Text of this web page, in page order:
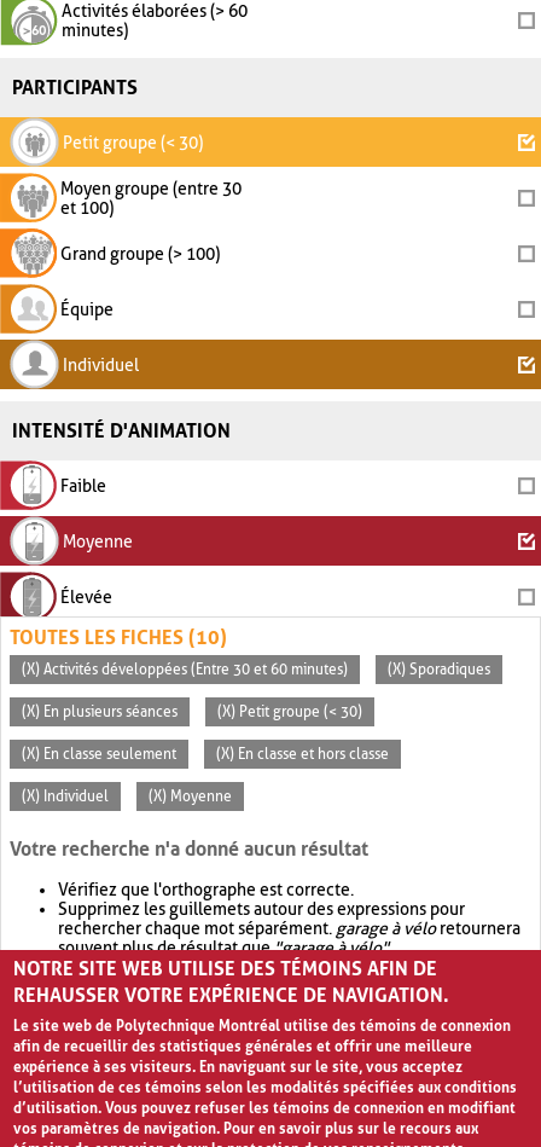
Activités élaborées (> 60
minutes)
PARTICIPANTS
Petit groupe (< 30)
Moyen groupe (entre 30
et 100)
Grand groupe (> 100)
Équipe
Individuel
INTENSITÉ D'ANIMATION
Faible
Moyenne
Élevée
TOUTES LES FICHES (10)
(X) Activités développées (Entre 30 et 60 minutes) (X) Sporadiques
(X) En plusieurs séances (X) Petit groupe (< 30)
(X) En classe seulement (X) En classe et hors classe
(X) Individuel (X) Moyenne
Votre recherche n'a donné aucun résultat
Vérifiez que l'orthographe est correcte.
Supprimez les guillemets autour des expressions pour
rechercher chaque mot séparément. garage à véloretournera
souvent plus de résultat que"garage à vélo".
Envisagez d'élargir votre recherche avec OR.garage OR vélo
retournera souvent plus de résultat quegarage à vélo
NOTRE SITE WEB UTILISE DES TÉMOINS AFIN DE
REHAUSSER VOTRE EXPÉRIENCE DE NAVIGATION.
Le site web de Polytechnique Montréal utilise des témoins de connexion
afin de recueillir des statistiques générales et offrir une meilleure
expérience à ses visiteurs. En naviguant sur le site, vous acceptez
l’utilisation de ces témoins selon les modalités spécifiées aux conditions
d’utilisation. Vous pouvez refuser les témoins de connexion en modifiant
vos paramètres de navigation. Pour en savoir plus sur le recours aux